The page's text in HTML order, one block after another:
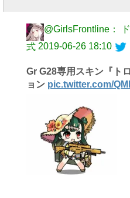
@GirlsFrontline：
式 2019-06-26 18:10
Gr G28専用スキン『ト
ョン pic.twitter.com/